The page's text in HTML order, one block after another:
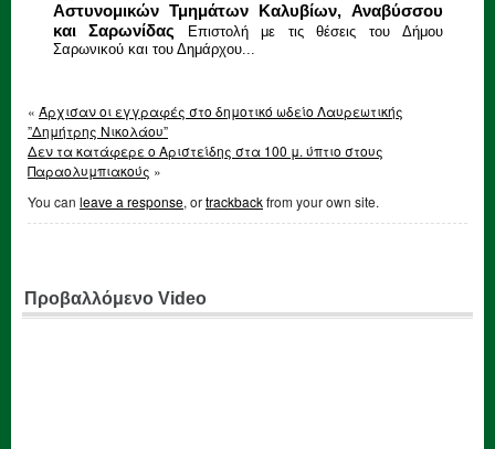
Αστυνομικών Τμημάτων Καλυβίων, Αναβύσσου
και Σαρωνίδας
Επιστολή με τις θέσεις του Δήμου
Σαρωνικού και του Δημάρχου...
« Άρχισαν οι εγγραφές στο δημοτικό ωδείο Λαυρεωτικής
”Δημήτρης Νικολάου”
Δεν τα κατάφερε ο Αριστείδης στα 100 μ. ύπτιο στους
Παραολυμπιακούς »
You can leave a response, ortrackbackfrom your own site.
Προβαλλόμενο Video